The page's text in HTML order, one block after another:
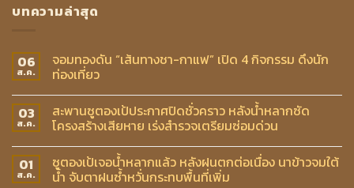
บทความล่าสุด
06
ส.ค.
จอมทองดัน “เส้นทางชา-กาแฟ” เปิด 4 กิจกรรม ดึงนัก
ท่องเที่ยว
03
ส.ค.
สะพานซูตองเป้ประกาศปิดชั่วคราว หลังน้ำหลากซัด
โครงสร้างเสียหาย เร่งสำรวจเตรียมซ่อมด่วน
01
ส.ค.
ซูตองเป้เจอน้ำหลากแล้ว หลังฝนตกต่อเนื่อง นาข้าวจมใต้
น้ำ จับตาฝนซ้ำหวั่นกระทบพื้นที่เพิ่ม